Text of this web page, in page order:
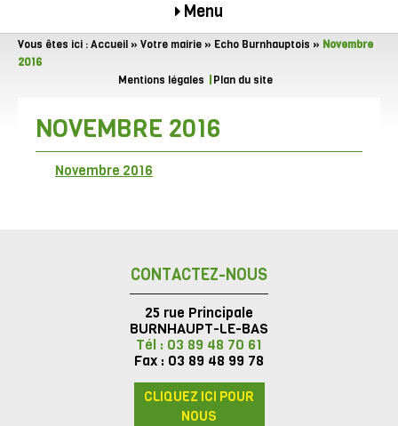
Menu
Vous êtes ici :Accueil » Votre mairie » Echo Burnhauptois » Novembre
2016
Mentions légales
Plan du site
NOVEMBRE 2016
Novembre 2016
CONTACTEZ-NOUS
25 rue Principale
BURNHAUPT-LE-BAS
Tél : 03 89 48 70 61
Fax : 03 89 48 99 78
CLIQUEZ ICI POUR
NOUS